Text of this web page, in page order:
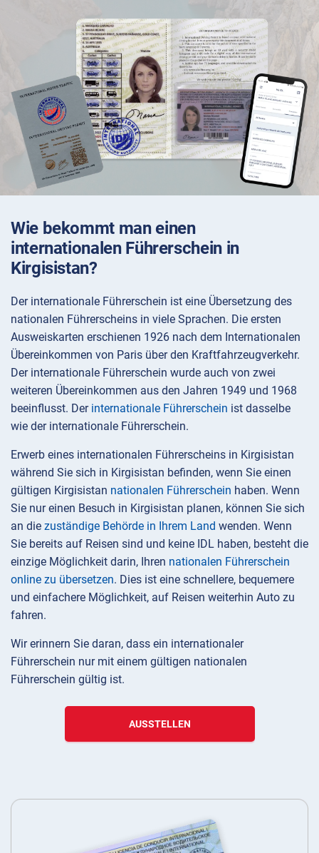
Wie bekommt man einen
internationalen Führerschein in
Kirgisistan?
Der internationale Führerschein ist eine Übersetzung des
nationalen Führerscheins in viele Sprachen. Die ersten
Ausweiskarten erschienen 1926 nach dem Internationalen
Übereinkommen von Paris über den Kraftfahrzeugverkehr.
Der internationale Führerschein wurde auch von zwei
weiteren Übereinkommen aus den Jahren 1949 und 1968
beeinflusst. Der internationale Führerschein ist dasselbe
wie der internationale Führerschein.
Erwerb eines internationalen Führerscheins in Kirgisistan
während Sie sich in Kirgisistan befinden, wenn Sie einen
gültigen Kirgisistan nationalen Führerschein haben. Wenn
Sie nur einen Besuch in Kirgisistan planen, können Sie sich
an die zuständige Behörde in Ihrem Land wenden. Wenn
Sie bereits auf Reisen sind und keine IDL haben, besteht die
einzige Möglichkeit darin, Ihren nationalen Führerschein
online zu übersetzen. Dies ist eine schnellere, bequemere
und einfachere Möglichkeit, auf Reisen weiterhin Auto zu
fahren.
Wir erinnern Sie daran, dass ein internationaler
Führerschein nur mit einem gültigen nationalen
Führerschein gültig ist.
AUSSTELLEN